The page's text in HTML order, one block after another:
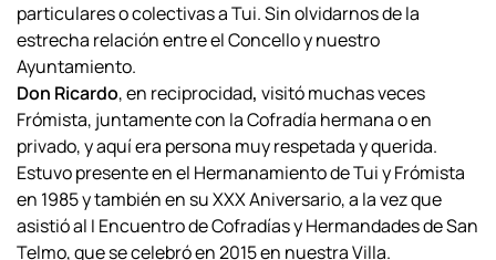
particulares o colectivas a Tui. Sin olvidarnos de la
estrecha relación entre el Concello y nuestro
Ayuntamiento.
Don Ricardo, en reciprocidad, visitó muchas veces
Frómista, juntamente con la Cofradía hermana o en
privado, y aquí era persona muy respetada y querida.
Estuvo presente en el Hermanamiento de Tui y Frómista
en 1985 y también en su XXX Aniversario, a la vez que
asistió al I Encuentro de Cofradías y Hermandades de San
Telmo, que se celebró en 2015 en nuestra Villa.